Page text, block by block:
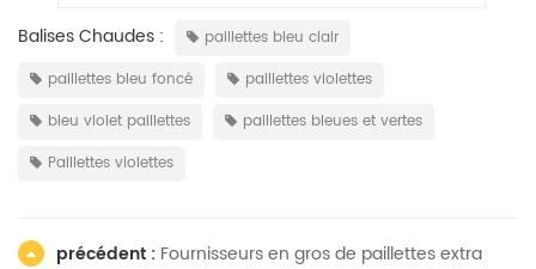
Balises Chaudes :
paillettes bleu clair
paillettes bleu foncé
paillettes violettes
bleu violet paillettes
paillettes bleues et vertes
Paillettes violettes
précédent : Fournisseurs en gros de paillettes extra